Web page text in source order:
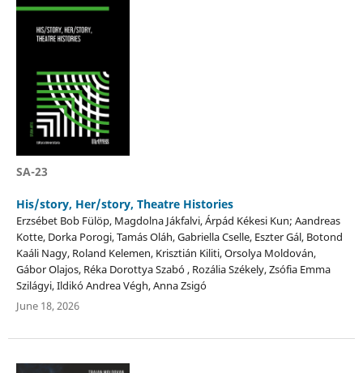
SA-23
His/story, Her/story, Theatre Histories
Erzsébet Bob Fülöp, Magdolna Jákfalvi, Árpád Kékesi Kun; Aandreas
Kotte, Dorka Porogi, Tamás Oláh, Gabriella Cselle, Eszter Gál, Botond
Kaáli Nagy, Roland Kelemen, Krisztián Kiliti, Orsolya Moldován,
Gábor Olajos, Réka Dorottya Szabó , Rozália Székely, Zsófia Emma
Szilágyi, Ildikó Andrea Végh, Anna Zsigó
June 18, 2026